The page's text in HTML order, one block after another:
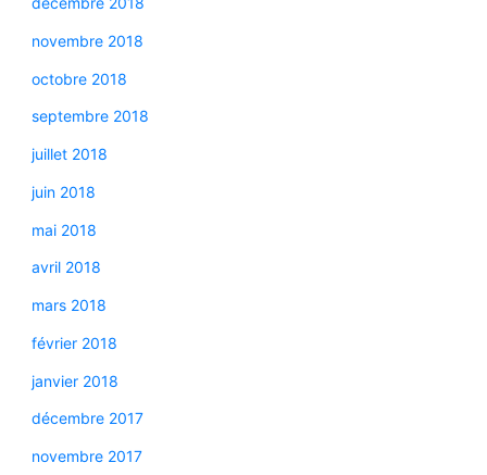
novembre 2018
octobre 2018
septembre 2018
juillet 2018
juin 2018
mai 2018
avril 2018
mars 2018
février 2018
janvier 2018
décembre 2017
novembre 2017